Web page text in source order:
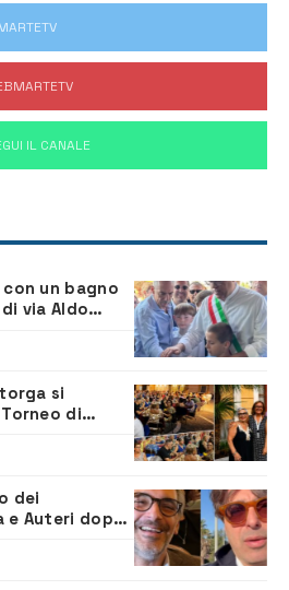
IL CANALE
un bagno
via Aldo
si
di
dei
e Auteri dopo